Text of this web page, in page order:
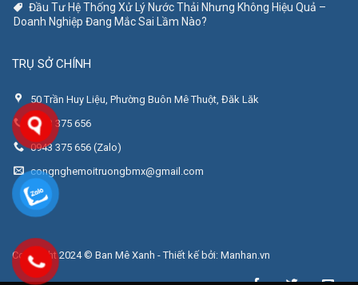
Đầu Tư Hệ Thống Xử Lý Nước Thải Nhưng Không Hiệu Quả –
Doanh Nghiệp Đang Mắc Sai Lầm Nào?
TRỤ SỞ CHÍNH
50 Trần Huy Liệu, Phường Buôn Mê Thuột, Đăk Lăk
0943 375 656
0943 375 656 (Zalo)
congnghemoitruongbmx@gmail.com
Copyright 2024 © Ban Mê Xanh - Thiết kế bởi: Manhan.vn